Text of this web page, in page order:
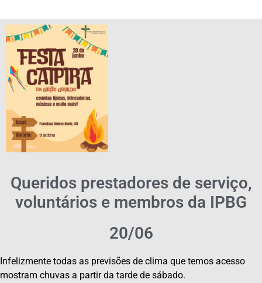
Queridos prestadores de serviço,
voluntários e membros da IPBG
20/06
Infelizmente todas as previsões de clima que temos acesso
mostram chuvas a partir da tarde de sábado.